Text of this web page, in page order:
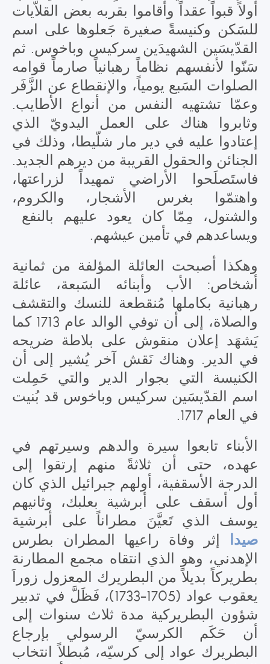
أولاً قبواً عقداً وأقاموا بقربه بعض القلاّيات
للسَكن وكنيسةً صغيرة جَعلوها على اسم
القدّيسَين الشهيدَين سركيس وباخوس. ثم
سَنّوا لأنفسهم نظاماً رهبانياً صارماً قوامه
الصلوات السَبع يومياً، والإنقطاع عن الزَّفَر
وعمّا تشتهيه النفس من أنواع الأطايب.
وثابروا هناك على العمل اليدويّ الذي
إعتادوا عليه في دير مار شلّيطا، وذلك في
الجنائن والحقول القريبة من ديرهم الجديد.
فاستَصلَحوا الأراضي تمهيداً لزراعتها،
واهتمّوا بغرس الأشجار، والكروم،
والشتول، مِمّا كان يعود عليهم بالنفع
ويساعدهم في تأمين عيشهم.
وهكذا أصبحت العائلة المؤلفة من ثمانية
أشخاص: الأب وأبنائه السَبعة، عائلة
رهبانية بكاملها مُنقطعة للنسك والتقشف
والصلاة، إلى أن توفي الوالد عام 1713 كما
يَشهَد إعلان منقوش على بلاطة ضريحه
في الدير. وهناك نَقش آخر يُشير إلى أن
الكنيسة التي بجوار الدير والتي حَمِلت
اسم القدّيسَين سركيس وباخوس قد بُنيت
في العام 1717.
الأبناء تابعوا سيرة والدهم وسيرتهم في
عهده، حتى أن ثلاثةً منهم إرتقوا إلى
الدرجة الأسقفية، أولهم جبرائيل الذي كان
أول أسقف على أبرشية بعلبك، وثانيهم
يوسف الذي تَعيَّنَ مطراناً على أبرشية
صيدا إثر وفاة راعيها المطران بطرس
الإهدني، وهو الذي انتقاه مجمع المطارنة
بطريركاً بديلاً من البطريرك المعزول زوراَ
يعقوب عواد (1705-1733)، فَظَلَّ في تدبير
شؤون البطريركية مدة ثلاث سنوات إلى
أن حَكَم الكرسيّ الرسولي بإرجاع
البطريرك عواد إلى كرسيّه، مُبطلاً انتخاب